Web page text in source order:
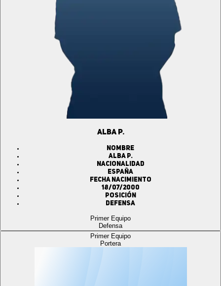
ALBA P.
Nombre
ALBA P.
Nacionalidad
ESPAÑA
Fecha Nacimiento
18/07/2000
Posición
Defensa
Primer Equipo
Defensa
Primer Equipo
Portera